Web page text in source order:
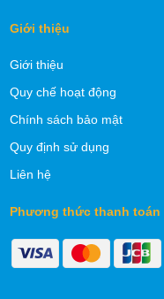
Giới thiệu
Giới thiệu
Quy chế hoạt động
Chính sách bảo mật
Quy định sử dụng
Liên hệ
Phương thức thanh toán